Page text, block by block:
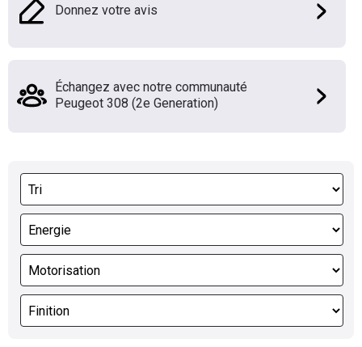
Donnez votre avis
Échangez avec notre communauté
Peugeot 308 (2e Generation)